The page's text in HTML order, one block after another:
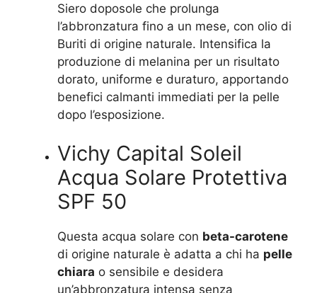
Siero doposole che prolunga
l’abbronzatura fino a un mese, con olio di
Buriti di origine naturale. Intensifica la
produzione di melanina per un risultato
dorato, uniforme e duraturo, apportando
benefici calmanti immediati per la pelle
dopo l’esposizione.
Vichy Capital Soleil
Acqua Solare Protettiva
SPF 50
Questa acqua solare con beta-carotene
di origine naturale è adatta a chi ha pelle
chiara o sensibile e desidera
un’abbronzatura intensa senza